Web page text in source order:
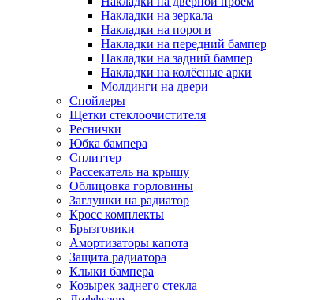
Накладки на зеркала
Накладки на пороги
Накладки на передний бампер
Накладки на задний бампер
Накладки на колёсные арки
Молдинги на двери
Спойлеры
Щетки стеклоочистителя
Реснички
Юбка бампера
Сплиттер
Рассекатель на крышу
Облицовка горловины
Заглушки на радиатор
Кросс комплекты
Брызговики
Амортизаторы капота
Защита радиатора
Клыки бампера
Козырек заднего стекла